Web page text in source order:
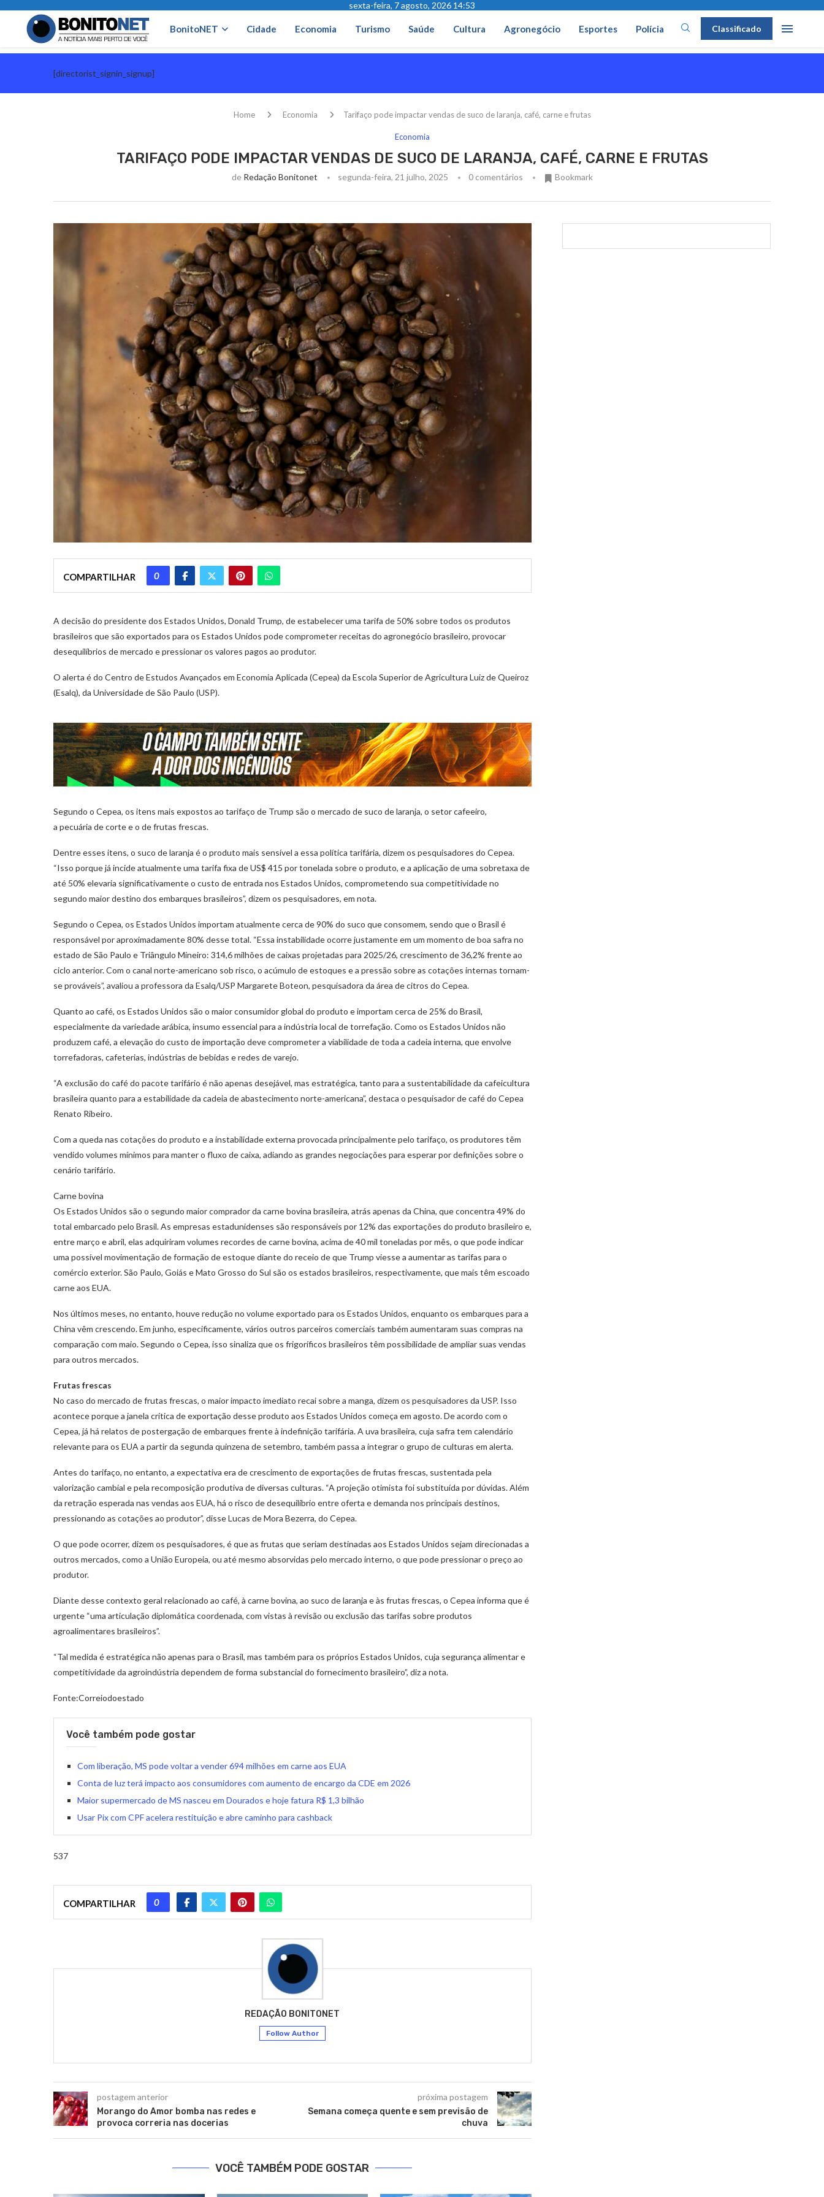
sexta-feira, 7 agosto, 2026 14:53
BonitoNET Cidade Economia Turismo Saúde Cultura Agronegócio Esportes Polícia Classificado
[directorist_signin_signup]
Home Economia Tarifaço pode impactar vendas de suco de laranja, café, carne e frutas
Economia
TARIFAÇO PODE IMPACTAR VENDAS DE SUCO DE LARANJA, CAFÉ, CARNE E FRUTAS
de Redação Bonitonet segunda-feira, 21 julho, 2025 0 comentários Bookmark
COMPARTILHAR 0
A decisão do presidente dos Estados Unidos, Donald Trump, de estabelecer uma tarifa de 50% sobre todos os produtos
brasileiros que são exportados para os Estados Unidos pode comprometer receitas do agronegócio brasileiro, provocar
desequilíbrios de mercado e pressionar os valores pagos ao produtor.
O alerta é do Centro de Estudos Avançados em Economia Aplicada (Cepea) da Escola Superior de Agricultura Luiz de Queiroz
(Esalq), da Universidade de São Paulo (USP).
Segundo o Cepea, os itens mais expostos ao tarifaço de Trump são o mercado de suco de laranja, o setor cafeeiro,
a pecuária de corte e o de frutas frescas.
Dentre esses itens, o suco de laranja é o produto mais sensível a essa política tarifária, dizem os pesquisadores do Cepea.
“Isso porque já incide atualmente uma tarifa fixa de US$ 415 por tonelada sobre o produto, e a aplicação de uma sobretaxa de
até 50% elevaria significativamente o custo de entrada nos Estados Unidos, comprometendo sua competitividade no
segundo maior destino dos embarques brasileiros”, dizem os pesquisadores, em nota.
Segundo o Cepea, os Estados Unidos importam atualmente cerca de 90% do suco que consomem, sendo que o Brasil é
responsável por aproximadamente 80% desse total. “Essa instabilidade ocorre justamente em um momento de boa safra no
estado de São Paulo e Triângulo Mineiro: 314,6 milhões de caixas projetadas para 2025/26, crescimento de 36,2% frente ao
ciclo anterior. Com o canal norte-americano sob risco, o acúmulo de estoques e a pressão sobre as cotações internas tornam-
se prováveis”, avaliou a professora da Esalq/USP Margarete Boteon, pesquisadora da área de citros do Cepea.
Quanto ao café, os Estados Unidos são o maior consumidor global do produto e importam cerca de 25% do Brasil,
especialmente da variedade arábica, insumo essencial para a indústria local de torrefação. Como os Estados Unidos não
produzem café, a elevação do custo de importação deve comprometer a viabilidade de toda a cadeia interna, que envolve
torrefadoras, cafeterias, indústrias de bebidas e redes de varejo.
“A exclusão do café do pacote tarifário é não apenas desejável, mas estratégica, tanto para a sustentabilidade da cafeicultura
brasileira quanto para a estabilidade da cadeia de abastecimento norte-americana”, destaca o pesquisador de café do Cepea
Renato Ribeiro.
Com a queda nas cotações do produto e a instabilidade externa provocada principalmente pelo tarifaço, os produtores têm
vendido volumes mínimos para manter o fluxo de caixa, adiando as grandes negociações para esperar por definições sobre o
cenário tarifário.
Carne bovina
Os Estados Unidos são o segundo maior comprador da carne bovina brasileira, atrás apenas da China, que concentra 49% do
total embarcado pelo Brasil. As empresas estadunidenses são responsáveis por 12% das exportações do produto brasileiro e,
entre março e abril, elas adquiriram volumes recordes de carne bovina, acima de 40 mil toneladas por mês, o que pode indicar
uma possível movimentação de formação de estoque diante do receio de que Trump viesse a aumentar as tarifas para o
comércio exterior. São Paulo, Goiás e Mato Grosso do Sul são os estados brasileiros, respectivamente, que mais têm escoado
carne aos EUA.
Nos últimos meses, no entanto, houve redução no volume exportado para os Estados Unidos, enquanto os embarques para a
China vêm crescendo. Em junho, especificamente, vários outros parceiros comerciais também aumentaram suas compras na
comparação com maio. Segundo o Cepea, isso sinaliza que os frigoríficos brasileiros têm possibilidade de ampliar suas vendas
para outros mercados.
Frutas frescas
No caso do mercado de frutas frescas, o maior impacto imediato recai sobre a manga, dizem os pesquisadores da USP. Isso
acontece porque a janela crítica de exportação desse produto aos Estados Unidos começa em agosto. De acordo com o
Cepea, já há relatos de postergação de embarques frente à indefinição tarifária. A uva brasileira, cuja safra tem calendário
relevante para os EUA a partir da segunda quinzena de setembro, também passa a integrar o grupo de culturas em alerta.
Antes do tarifaço, no entanto, a expectativa era de crescimento de exportações de frutas frescas, sustentada pela
valorização cambial e pela recomposição produtiva de diversas culturas. “A projeção otimista foi substituída por dúvidas. Além
da retração esperada nas vendas aos EUA, há o risco de desequilíbrio entre oferta e demanda nos principais destinos,
pressionando as cotações ao produtor”, disse Lucas de Mora Bezerra, do Cepea.
O que pode ocorrer, dizem os pesquisadores, é que as frutas que seriam destinadas aos Estados Unidos sejam direcionadas a
outros mercados, como a União Europeia, ou até mesmo absorvidas pelo mercado interno, o que pode pressionar o preço ao
produtor.
Diante desse contexto geral relacionado ao café, à carne bovina, ao suco de laranja e às frutas frescas, o Cepea informa que é
urgente “uma articulação diplomática coordenada, com vistas à revisão ou exclusão das tarifas sobre produtos
agroalimentares brasileiros”.
“Tal medida é estratégica não apenas para o Brasil, mas também para os próprios Estados Unidos, cuja segurança alimentar e
competitividade da agroindústria dependem de forma substancial do fornecimento brasileiro”, diz a nota.
Fonte:Correiodoestado
Você também pode gostar
Com liberação, MS pode voltar a vender 694 milhões em carne aos EUA
Conta de luz terá impacto aos consumidores com aumento de encargo da CDE em 2026
Maior supermercado de MS nasceu em Dourados e hoje fatura R$ 1,3 bilhão
Usar Pix com CPF acelera restituição e abre caminho para cashback
537
COMPARTILHAR 0
REDAÇÃO BONITONET
Follow Author
postagem anterior
Morango do Amor bomba nas redes e
provoca correria nas docerias
próxima postagem
Semana começa quente e sem previsão de
chuva
VOCÊ TAMBÉM PODE GOSTAR